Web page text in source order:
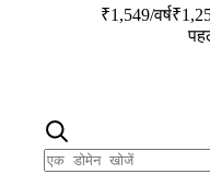
₹1,549/वर्ष₹